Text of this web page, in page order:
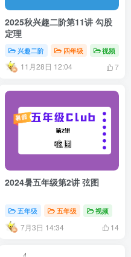
2025秋兴趣二阶第11讲 勾股
定理
兴趣二阶 四年级 视频
11月28日 12:04 7
2024暑五年级第2讲 弦图
五年级 五年级 视频
7月3日 14:34 14